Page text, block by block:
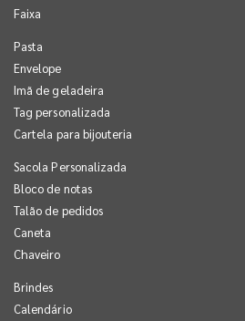
Faixa
Pasta
Envelope
Imã de geladeira
Tag personalizada
Cartela para bijouteria
Sacola Personalizada
Bloco de notas
Talão de pedidos
Caneta
Chaveiro
Brindes
Calendário